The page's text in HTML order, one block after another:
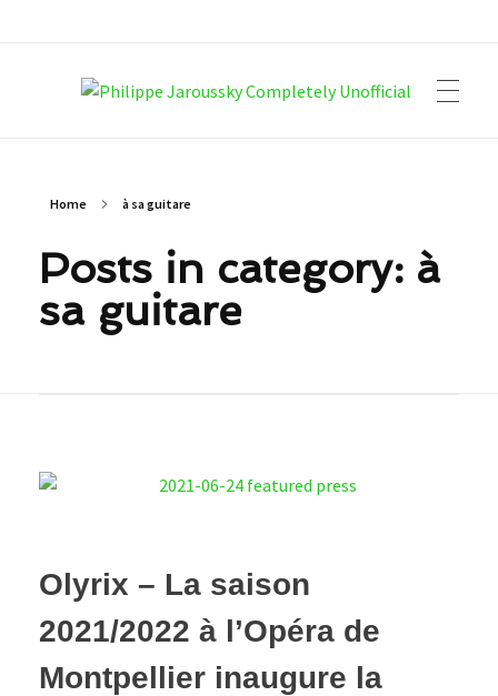
Home à sa guitare
Posts in category: à
sa guitare
Olyrix – La saison
2021/2022 à l’Opéra de
Montpellier ​inaugure la